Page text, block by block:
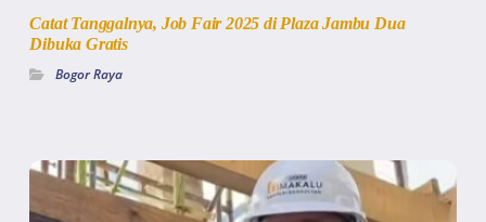
Catat Tanggalnya, Job Fair 2025 di Plaza Jambu Dua
Dibuka Gratis
Bogor Raya